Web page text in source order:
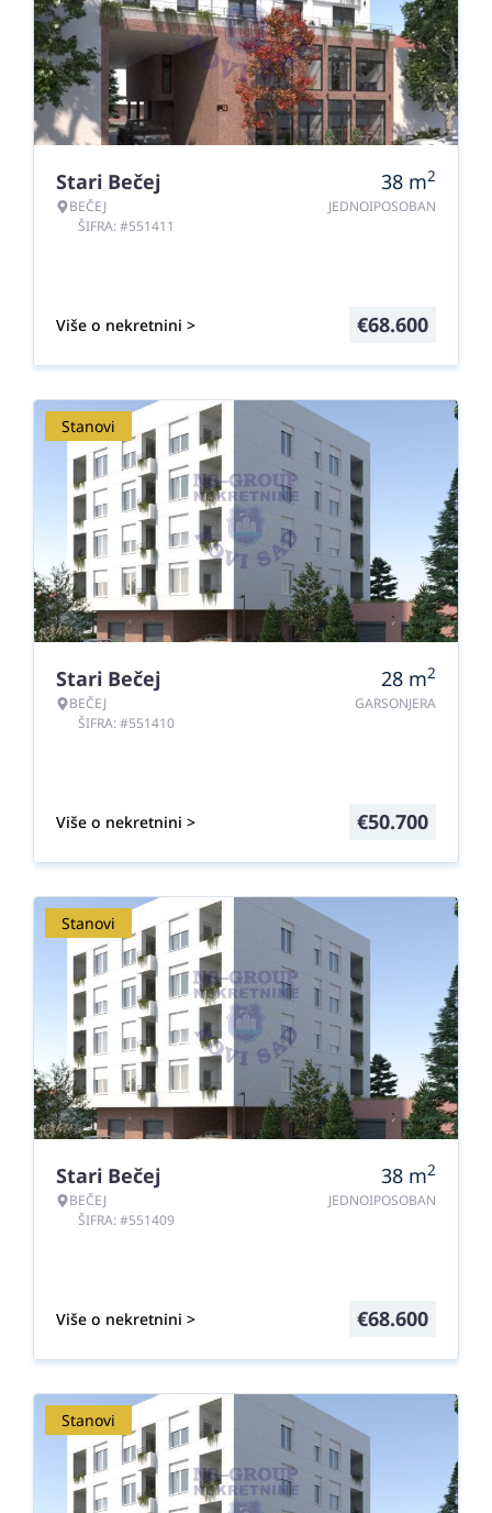
Stari Bečej
BEČEJ
ŠIFRA: #551411
38 m2
JEDNOIPOSOBAN
Više o nekretnini > €68.600
Stanovi
Stari Bečej
BEČEJ
ŠIFRA: #551410
28 m2
GARSONJERA
Više o nekretnini > €50.700
Stanovi
Stari Bečej
BEČEJ
ŠIFRA: #551409
38 m2
JEDNOIPOSOBAN
Više o nekretnini > €68.600
Stanovi